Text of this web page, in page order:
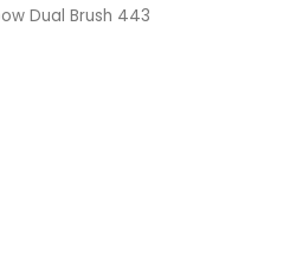
Dual Brush 443